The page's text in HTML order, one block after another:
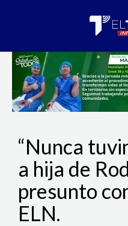
“Nunca
a hija de
presunto
ELN.